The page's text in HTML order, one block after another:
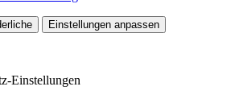
Einstellungen anpassen
Einstellungen